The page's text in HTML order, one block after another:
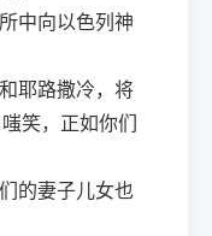
中向以色列神
耶路撒冷，将
笑，正如你们
的妻子儿女也